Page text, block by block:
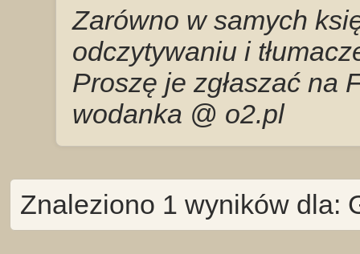
Zarówno w samych
odczytywaniu i
Proszę je zgłaszać na
wodanka @ o2.pl
Znaleziono 1 wyników dla: